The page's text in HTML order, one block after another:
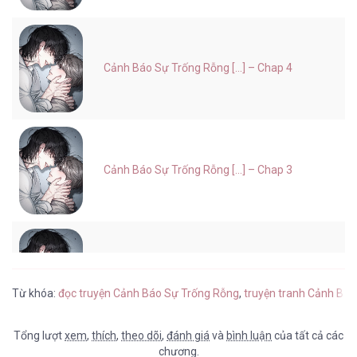
Cảnh Báo Sự Trống Rỗng [...] – Chap 4
Cảnh Báo Sự Trống Rỗng [...] – Chap 3
Từ khóa: đọc truyện Cảnh Báo Sự Trống Rỗng, truyện tranh Cảnh
Tổng lượtxem, thích, theo dõi, đánh giávà bình luận của tất cả các
chương.